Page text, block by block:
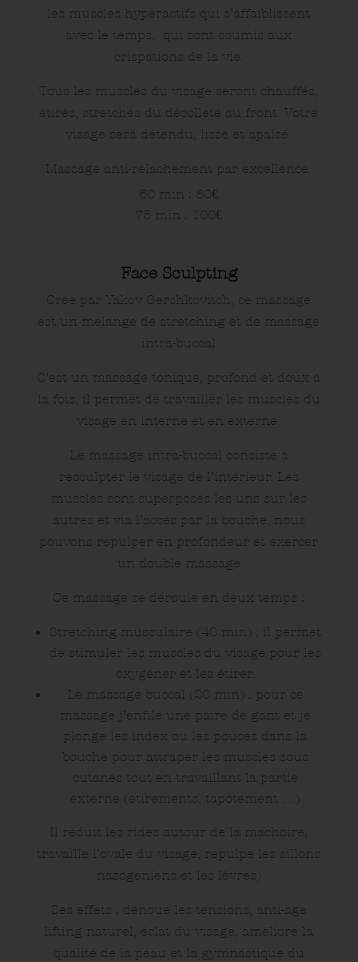
les muscles hyperactifs qui s’affaiblissent
avec le temps,
qui sont soumis aux
crispations de la vie.
Tous les muscles du visage seront chauffés,
étirés, stretchés du décolleté au front.Votre
visage sera détendu, lissé et apaisé.
Massage anti-relâchement par excellence.
60 min : 80 €
75 min : 100 €
Face Sculpting
Créé par Yakov Gershkovitch, ce massage
est un mélange de stretching et de massage
intra-buccal
C’est un massage tonique, profond et doux à
la fois, il permet de travailler les muscles du
visage en interne et en externe.
Le massage intra-buccal consiste à
resculpter le visage de l’intérieur. Les
muscles sont superposés les uns sur les
autres et via l’accès par la bouche, nous
pouvons repulper en profondeur et exercer
un double massage
Ce massage se déroule en deux temps :
Stretching musculaire (40 min) : il permet
de stimuler les muscles du visage pour les
oxygéner et les étirer.
Le massage buccal (20 min) : pour ce
massage j’enfile une paire de gant et je
plonge les index ou les pouces dans la
bouche pour attraper les muscles sous
cutanés tout en travaillant la partie
externe (étirements, tapotement …)
Il réduit les rides autour de la mâchoire,
travaille l’ovale du visage, repulpe les sillons
nasogeniens et les lèvres)
Ses effets : dénoue les tensions, anti-âge
lifting naturel, éclat du visage, améliore la
qualité de la peau et la gymnastique du